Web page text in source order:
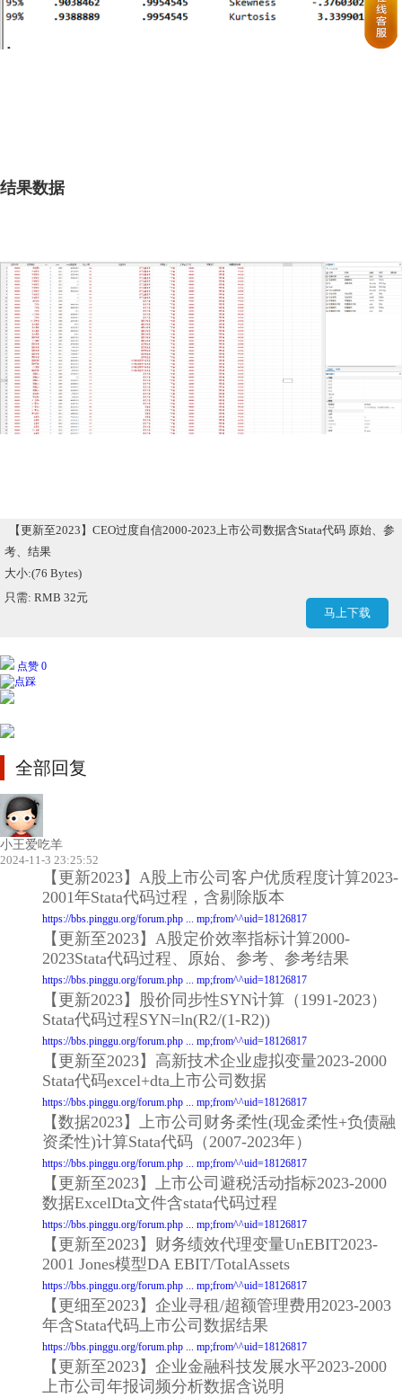
结果数据
【更新至2023】CEO过度自信2000-2023上市公司数据含Stata代码 原始、参
考、结果
大小:(76 Bytes)
只需: RMB 32元
马上下载
点赞 0
全部回复
小王爱吃羊
2024-11-3 23:25:52
【更新2023】A股上市公司客户优质程度计算2023-
2001年Stata代码过程，含剔除版本
https://bbs.pinggu.org/forum.php ... mp;from^^uid=18126817
【更新至2023】A股定价效率指标计算2000-
2023Stata代码过程、原始、参考、参考结果
https://bbs.pinggu.org/forum.php ... mp;from^^uid=18126817
【更新2023】股价同步性SYN计算（1991-2023）
Stata代码过程SYN=ln(R2/(1-R2))
https://bbs.pinggu.org/forum.php ... mp;from^^uid=18126817
【更新至2023】高新技术企业虚拟变量2023-2000
Stata代码excel+dta上市公司数据
https://bbs.pinggu.org/forum.php ... mp;from^^uid=18126817
【数据2023】上市公司财务柔性(现金柔性+负债融
资柔性)计算Stata代码（2007-2023年）
https://bbs.pinggu.org/forum.php ... mp;from^^uid=18126817
【更新至2023】上市公司避税活动指标2023-2000
数据ExcelDta文件含stata代码过程
https://bbs.pinggu.org/forum.php ... mp;from^^uid=18126817
【更新至2023】财务绩效代理变量UnEBIT2023-
2001 Jones模型DA EBIT/TotalAssets
https://bbs.pinggu.org/forum.php ... mp;from^^uid=18126817
【更细至2023】企业寻租/超额管理费用2023-2003
年含Stata代码上市公司数据结果
https://bbs.pinggu.org/forum.php ... mp;from^^uid=18126817
【更新至2023】企业金融科技发展水平2023-2000
上市公司年报词频分析数据含说明